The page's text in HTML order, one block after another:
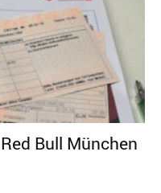
Bull München